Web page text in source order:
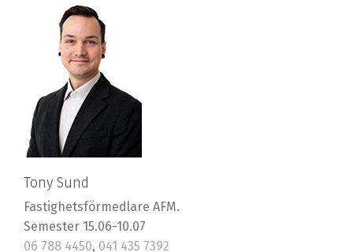
robin@riska.fi
Tony Sund
Fastighetsförmedlare AFM.
Semester 15.06-10.07
06 788 4450, 041 435 7392